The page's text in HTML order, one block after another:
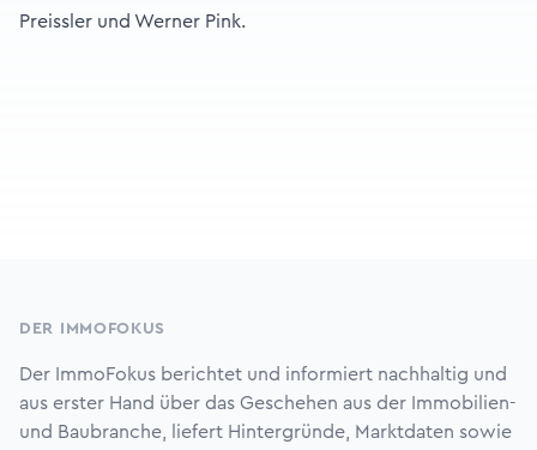
Preissler und Werner Pink.
DER IMMOFOKUS
Der ImmoFokus berichtet und informiert nachhaltig und
aus erster Hand über das Geschehen aus der Immobilien-
und Baubranche, liefert Hintergründe, Marktdaten sowie